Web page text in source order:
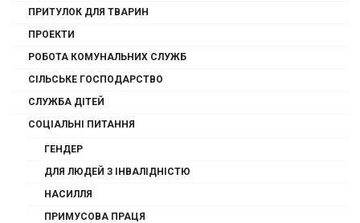
ПРИТУЛОК ДЛЯ ТВАРИН
ПРОЕКТИ
РОБОТА КОМУНАЛЬНИХ СЛУЖБ
СІЛЬСЬКЕ ГОСПОДАРСТВО
СЛУЖБА ДІТЕЙ
СОЦІАЛЬНІ ПИТАННЯ
ГЕНДЕР
ДЛЯ ЛЮДЕЙ З ІНВАЛІДНІСТЮ
НАСИЛЛЯ
ПРИМУСОВА ПРАЦЯ